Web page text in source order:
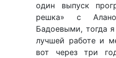
один выпуск
решка» с
Бадоевыми, тогда
лучшей работе и
вот через три